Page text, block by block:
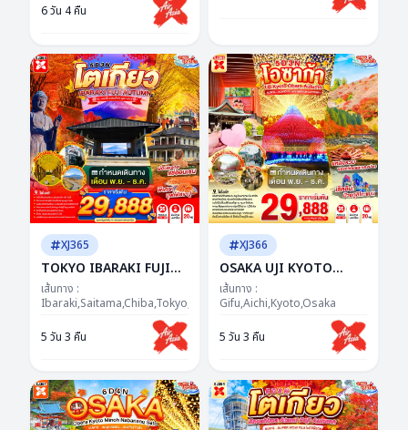
พิชิตคามิโคจิ วิวหลักล้าน
6 วัน 4 คืน
ตาร์...ฮอกไกโด โรแมนติก
XJ365
TOKYO IBARAKI FUJI
AUTUMN 5D 3N BY XJ -
-- NOV - DEC'26 -- ซุป
ตาร์...แดงก็จึ้ง เหลืองก็ว้าว
ฟูจิยาวไป ยาวไป!
เส้นทาง :
Ibaraki,Saitama,Chiba,Tokyo,Yamanashi
5 วัน 3 คืน
XJ366
OSAKA UJI KYOTO
OBARA AUTUMN 5D 3N
BY XJ -- NOV - DEC'26 --
ซุปตาร์...KOYO สะกดใจ ไฟ
ล้านดวงสะกดตา
เส้นทาง :
Gifu,Aichi,Kyoto,Osaka
5 วัน 3 คืน